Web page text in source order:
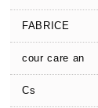
FABRICE
cour care an
Cs